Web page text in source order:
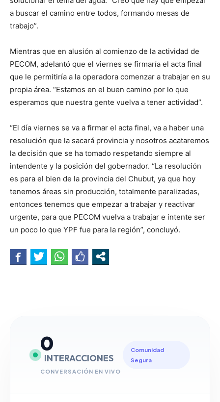
a buscar el camino entre todos, formando mesas de
trabajo”.
Mientras que en alusión al comienzo de la actividad de
PECOM, adelantó que el viernes se firmaría el acta final
que le permitiría a la operadora comenzar a trabajar en su
propia área. “Estamos en el buen camino por lo que
esperamos que nuestra gente vuelva a tener actividad”.
“El día viernes se va a firmar el acta final, va a haber una
resolución que la sacará provincia y nosotros acataremos
la decisión que se ha tomado respetando siempre al
intendente y la posición del gobernador. “La resolución
es para el bien de la provincia del Chubut, ya que hoy
tenemos áreas sin producción, totalmente paralizadas,
entonces tenemos que empezar a trabajar y reactivar
urgente, para que PECOM vuelva a trabajar e intente ser
un poco lo que YPF fue para la región”, concluyó.
0
INTERACCIONES
CONVERSACIÓN EN VIVO
Comunidad
Segura